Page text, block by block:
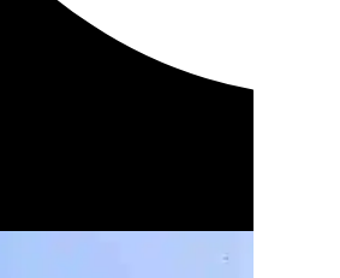
pero